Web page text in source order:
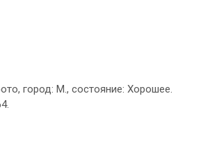
город: М., состояние: Хорошее.